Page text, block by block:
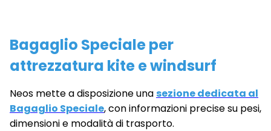
Bagaglio Speciale per
attrezzatura kite e windsurf
Neos mette a disposizione una sezione dedicata al
Bagaglio Speciale, con informazioni precise su pesi,
dimensioni e modalità di trasporto.